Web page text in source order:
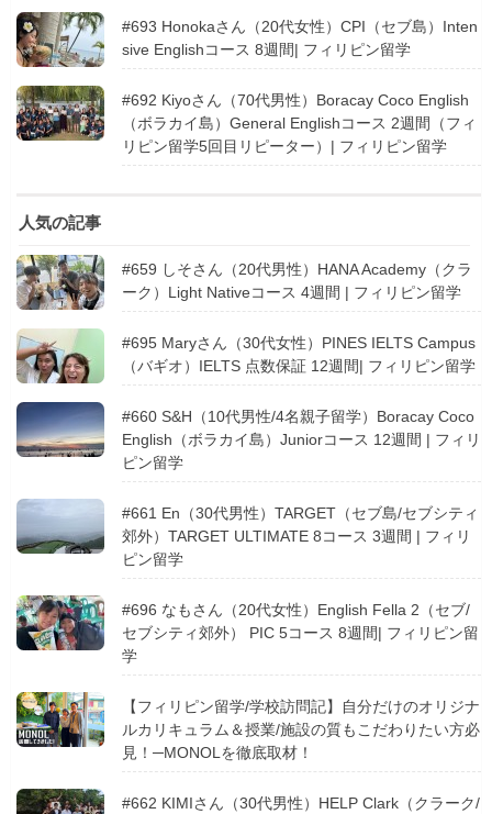
#693 Honokaさん（20代女性）CPI（セブ島）Inten
sive Englishコース 8週間| フィリピン留学
#692 Kiyoさん（70代男性）Boracay Coco English
（ボラカイ島）General Englishコース 2週間（フィ
リピン留学5回目リピーター）| フィリピン留学
人気の記事
#659 しそさん（20代男性）HANA Academy（クラ
ーク）Light Nativeコース 4週間 | フィリピン留学
#695 Maryさん（30代女性）PINES IELTS Campus
（バギオ）IELTS 点数保証 12週間| フィリピン留学
#660 S&H（10代男性/4名親子留学）Boracay Coco
English（ボラカイ島）Juniorコース 12週間 | フィリ
ピン留学
#661 En（30代男性）TARGET（セブ島/セブシティ
郊外）TARGET ULTIMATE 8コース 3週間 | フィリ
ピン留学
#696 なもさん（20代女性）English Fella 2（セブ/
セブシティ郊外） PIC 5コース 8週間| フィリピン留
学
【フィリピン留学/学校訪問記】自分だけのオリジナ
ルカリキュラム＆授業/施設の質もこだわりたい方必
見！─MONOLを徹底取材！
#662 KIMIさん（30代男性）HELP Clark（クラーク/